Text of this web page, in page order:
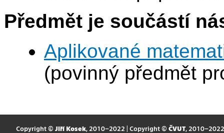
Předmět je součástí
Aplikované
(povinný předmět
Copyright © Jiří Kosek, 2010–2022 | Copyright © ČVUT, 2010–2022